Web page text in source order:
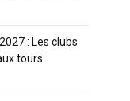
: Les clubs
tours